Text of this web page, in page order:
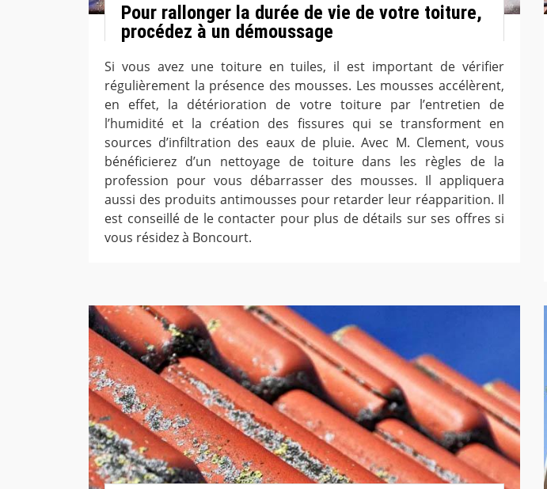
Pour rallonger la durée de vie de votre toiture,
procédez à un démoussage
Si vous avez une toiture en tuiles, il est important de vérifier
régulièrement la présence des mousses. Les mousses accélèrent,
en effet, la détérioration de votre toiture par l’entretien de
l’humidité et la création des fissures qui se transforment en
sources d’infiltration des eaux de pluie. Avec M. Clement, vous
bénéficierez d’un nettoyage de toiture dans les règles de la
profession pour vous débarrasser des mousses. Il appliquera
aussi des produits antimousses pour retarder leur réapparition. Il
est conseillé de le contacter pour plus de détails sur ses offres si
vous résidez à Boncourt.